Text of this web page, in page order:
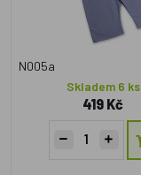
N005a
Skladem 6 ks
419 Kč